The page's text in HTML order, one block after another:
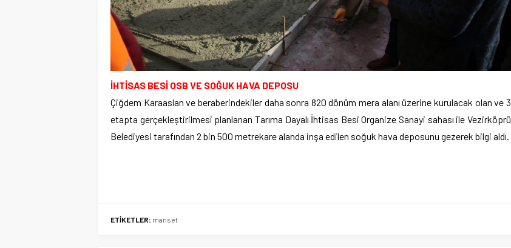
İHTİSAS BESİ OSB VE SOĞUK HAVA DEPOSU
Çiğdem Karaaslan ve beraberindekiler daha sonra 820 dönüm mera alanı üzerine kurulacak olan ve 3
etapta gerçekleştirilmesi planlanan Tarıma Dayalı İhtisas Besi Organize Sanayi sahası ile Vezirköprü
Belediyesi tarafından 2 bin 500 metrekare alanda inşa edilen soğuk hava deposunu gezerek bilgi aldı.
ETİKETLER: manset